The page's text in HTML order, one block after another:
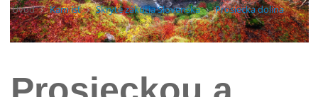
Úvod Kam ísť Skryté zákutia Slovenska Prosiecka dolina